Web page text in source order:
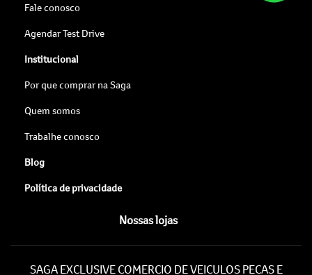
Fale conosco
Agendar Test Drive
Institucional
Por que comprar na Saga
Quem somos
Trabalhe conosco
Blog
Política de privacidade
Nossas lojas
SAGA EXCLUSIVE COMERCIO DE VEICULOS PECAS E